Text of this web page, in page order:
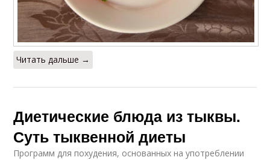
Читать дальше →
Диетические блюда из тыквы.
Суть тыквенной диеты
Программ для похудения, основанных на употреблении